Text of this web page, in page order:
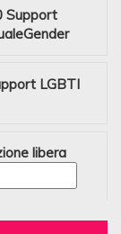
Support
LGBTI
libera